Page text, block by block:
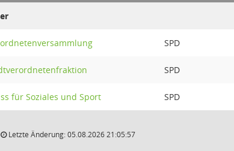
SPD
SPD
für Soziales und Sport SPD
Letzte Änderung: 05.08.2026 21:05:57